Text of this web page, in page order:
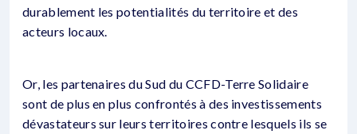
durablement les potentialités du territoire et des
acteurs locaux.
Or, les partenaires du Sud du CCFD-Terre Solidaire
sont de plus en plus confrontés à des investissements
dévastateurs sur leurs territoires contre lesquels ils se